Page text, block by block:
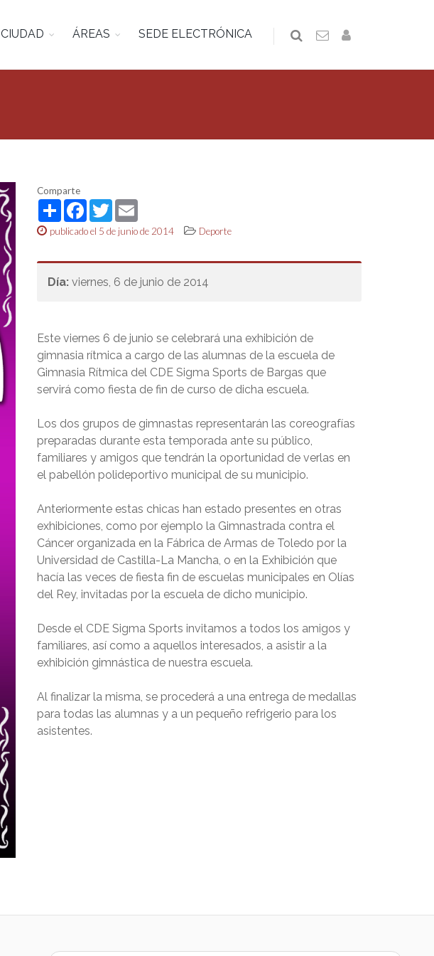
CIUDAD ÁREAS SEDE ELECTRÓNICA
Comparte
ShareFacebook
TwitterEmail
publicado el 5 de junio de 2014 Deporte
Día: viernes, 6 de junio de 2014
Este viernes 6 de junio se celebrará una exhibición de
gimnasia rítmica a cargo de las alumnas de la escuela de
Gimnasia Rítmica del CDE Sigma Sports de Bargas que
servirá como fiesta de fin de curso de dicha escuela.
Los dos grupos de gimnastas representarán las coreografías
preparadas durante esta temporada ante su público,
familiares y amigos que tendrán la oportunidad de verlas en
el pabellón polideportivo municipal de su municipio.
Anteriormente estas chicas han estado presentes en otras
exhibiciones, como por ejemplo la Gimnastrada contra el
Cáncer organizada en la Fábrica de Armas de Toledo por la
Universidad de Castilla-La Mancha, o en la Exhibición que
hacía las veces de fiesta fin de escuelas municipales en Olías
del Rey, invitadas por la escuela de dicho municipio.
Desde el CDE Sigma Sports invitamos a todos los amigos y
familiares, así como a aquellos interesados, a asistir a la
exhibición gimnástica de nuestra escuela.
Al finalizar la misma, se procederá a una entrega de medallas
para todas las alumnas y a un pequeño refrigerio para los
asistentes.